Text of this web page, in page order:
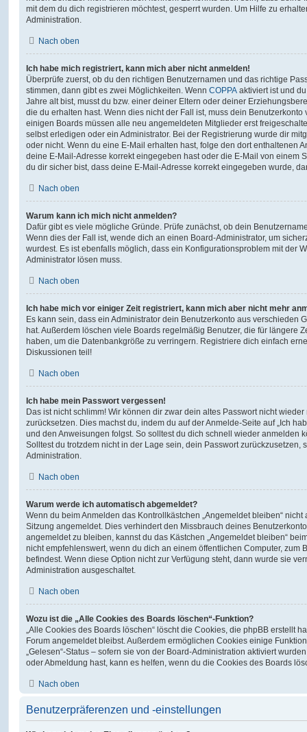
mit dem du dich registrieren möchtest, gesperrt wurden. Um Hilfe zu
Administration.
Nach oben
Ich habe mich registriert, kann mich aber nicht anmelden!
Überprüfe zuerst, ob du den richtigen Benutzernamen und das richtige
stimmen, dann gibt es zwei Möglichkeiten. Wenn COPPA aktiviert ist und
Jahre alt bist, musst du bzw. einer deiner Eltern oder deiner
die du erhalten hast. Wenn dies nicht der Fall ist, muss dein
einigen Boards müssen alle neu angemeldeten Mitglieder erst
selbst erledigen oder ein Administrator. Bei der Registrierung wurde dir
oder nicht. Wenn du eine E-Mail erhalten hast, folge den dort enthaltenen
deine E-Mail-Adresse korrekt eingegeben hast oder die E-Mail von einem
du dir sicher bist, dass deine E-Mail-Adresse korrekt eingegeben wurde,
Nach oben
Warum kann ich mich nicht anmelden?
Dafür gibt es viele mögliche Gründe. Prüfe zunächst, ob dein
Wenn dies der Fall ist, wende dich an einen Board-Administrator, um
wurdest. Es ist ebenfalls möglich, dass ein Konfigurationsproblem mit der
Administrator lösen muss.
Nach oben
Ich habe mich vor einiger Zeit registriert, kann mich aber nicht mehr
Es kann sein, dass ein Administrator dein Benutzerkonto aus verschieden
hat. Außerdem löschen viele Boards regelmäßig Benutzer, die für längere
haben, um die Datenbankgröße zu verringern. Registriere dich einfach
Diskussionen teil!
Nach oben
Ich habe mein Passwort vergessen!
Das ist nicht schlimm! Wir können dir zwar dein altes Passwort nicht
zurücksetzen. Dies machst du, indem du auf der Anmelde-Seite auf „Ich
und den Anweisungen folgst. So solltest du dich schnell wieder anmelden
Solltest du trotzdem nicht in der Lage sein, dein Passwort zurückzusetzen,
Administration.
Nach oben
Warum werde ich automatisch abgemeldet?
Wenn du beim Anmelden das Kontrollkästchen „Angemeldet bleiben“
Sitzung angemeldet. Dies verhindert den Missbrauch deines
angemeldet zu bleiben, kannst du das Kästchen „Angemeldet bleiben“
nicht empfehlenswert, wenn du dich an einem öffentlichen Computer, zum
befindest. Wenn diese Option nicht zur Verfügung steht, dann wurde sie
Administration ausgeschaltet.
Nach oben
Wozu ist die „Alle Cookies des Boards löschen“-Funktion?
„Alle Cookies des Boards löschen“ löscht die Cookies, die phpBB erstellt
Forum angemeldet bleibst. Außerdem ermöglichen Cookies einige
„Gelesen“-Status – sofern sie von der Board-Administration aktiviert
oder Abmeldung hast, kann es helfen, wenn du die Cookies des Boards
Nach oben
Benutzerpräferenzen und -einstellungen